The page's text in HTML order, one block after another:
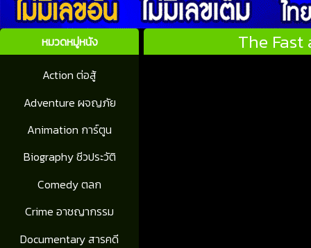
หมวดหมู่หนัง
Action ต่อสู้
Adventure ผจญภัย
Animation การ์ตูน
Biography ชีวประวัติ
Comedy ตลก
Crime อาชญากรรม
Documentary สารคดี
The Fast